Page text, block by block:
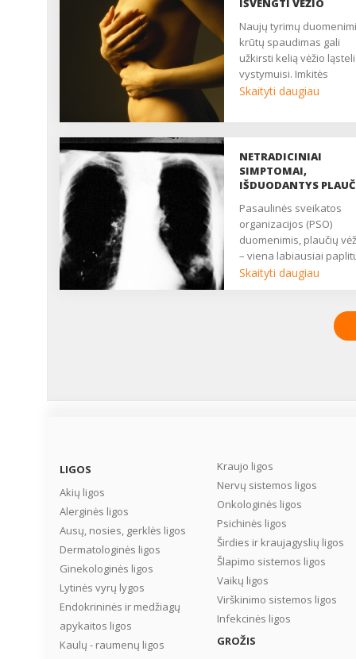
IŠVENGTI VĖŽIO
Naujų tyrimų duomenimis,
krūtų spaudimas gali
užkirsti kelią vėžio
vystymuisi. Imkitės
iniciatyvos ir neleiskite
Skaityti daugiau
NETRADICINIAI
SIMPTOMAI,
IŠDUODANTYS
Pasaulinės sveikatos
organizacijos (PSO)
duomenimis, plaučių
– viena labiausiai
onkologinių ligų, kuri
visuomenėje gajus
kad šia liga daugiausiai
tačiau moterų
nuo šios ligos padidėjo.
Skaityti daugiau
LIGOS
Akių ligos
Alerginės ligos
Ausų, nosies, gerklės ligos
Dermatologinės ligos
Ginekologinės ligos
Lytinės vyrų lygos
Endokrininės ir medžiagų
apykaitos ligos
Kaulų - raumenų ligos
Kraujo ligos
Nervų sistemos ligos
Onkologinės ligos
Psichinės ligos
Širdies ir kraujagyslių ligos
Šlapimo sistemos ligos
Vaikų ligos
Virškinimo sistemos ligos
Infekcinės ligos
GROŽIS